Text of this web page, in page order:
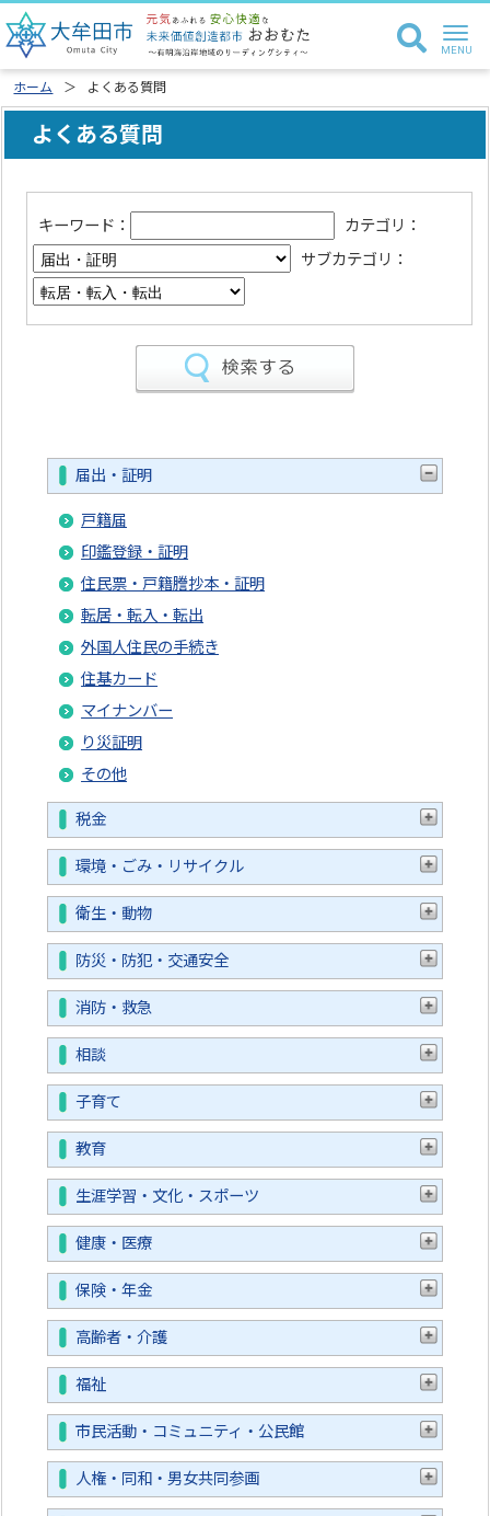
ホーム よくある質問
よくある質問
キーワード：
カテゴリ：
サブカテゴリ：
届出・証明
戸籍届
印鑑登録・証明
住民票・戸籍謄抄本・証明
転居・転入・転出
外国人住民の手続き
住基カード
マイナンバー
り災証明
その他
税金
環境・ごみ・リサイクル
衛生・動物
防災・防犯・交通安全
消防・救急
相談
子育て
教育
生涯学習・文化・スポーツ
健康・医療
保険・年金
高齢者・介護
福祉
市民活動・コミュニティ・公民館
人権・同和・男女共同参画